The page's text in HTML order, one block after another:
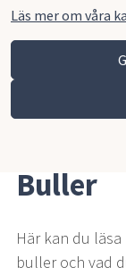
Läs mer om våra
Vara kommun
Miljö,
Buller
Här kan du
buller och vad